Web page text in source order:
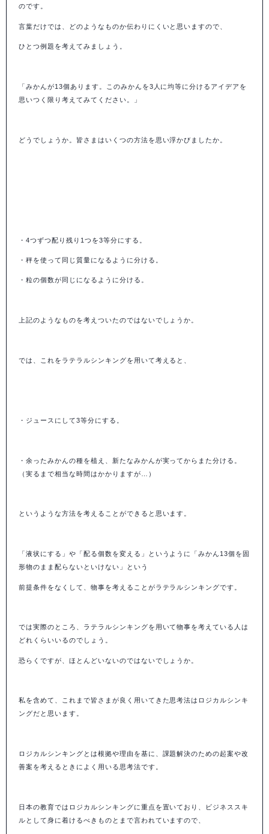
のです。
言葉だけでは、どのようなものか伝わりにくいと思いますので、
ひとつ例題を考えてみましょう。
「みかんが13個あります。このみかんを3人に均等に分けるアイデアを
思いつく限り考えてみてください。」
どうでしょうか。皆さまはいくつの方法を思い浮かびましたか。
・4つずつ配り残り1つを3等分にする。
・秤を使って同じ質量になるように分ける。
・粒の個数が同じになるように分ける。
上記のようなものを考えついたのではないでしょうか。
では、これをラテラルシンキングを用いて考えると、
・ジュースにして3等分にする。
・余ったみかんの種を植え、新たなみかんが実ってからまた分ける。
（実るまで相当な時間はかかりますが…）
というような方法を考えることができると思います。
「液状にする」や「配る個数を変える」というように「みかん13個を固
形物のまま配らないといけない」という
前提条件をなくして、物事を考えることがラテラルシンキングです。
では実際のところ、ラテラルシンキングを用いて物事を考えている人は
どれくらいいるのでしょう。
恐らくですが、ほとんどいないのではないでしょうか。
私を含めて、これまで皆さまが良く用いてきた思考法はロジカルシンキ
ングだと思います。
ロジカルシンキングとは根拠や理由を基に、課題解決のための起案や改
善案を考えるときによく用いる思考法です。
日本の教育ではロジカルシンキングに重点を置いており、ビジネススキ
ルとして身に着けるべきものとまで言われていますので、